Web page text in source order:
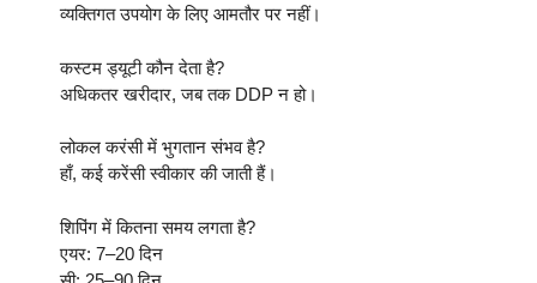
व्यक्तिगत उपयोग के लिए आमतौर पर नहीं।
कस्टम ड्यूटी कौन देता है?
अधिकतर खरीदार, जब तक DDP न हो।
लोकल करंसी में भुगतान संभव है?
हाँ, कई करेंसी स्वीकार की जाती हैं।
शिपिंग में कितना समय लगता है?
एयर: 7–20 दिन